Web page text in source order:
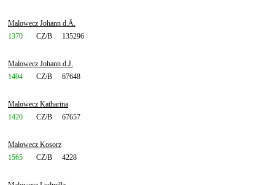
Malowecz Johann d.Ä.
1370
CZ/B 135296
Malowecz Johann d.J.
1404
CZ/B 67648
Malowecz Katharina
1420
CZ/B 67657
Malowecz Kosorz
1565
CZ/B 4228